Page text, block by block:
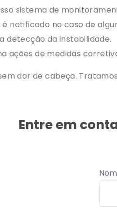
sistema de
é notificado no caso de
detecção da instabilidade.
ações de medidas
dor de cabeça.
Entre em